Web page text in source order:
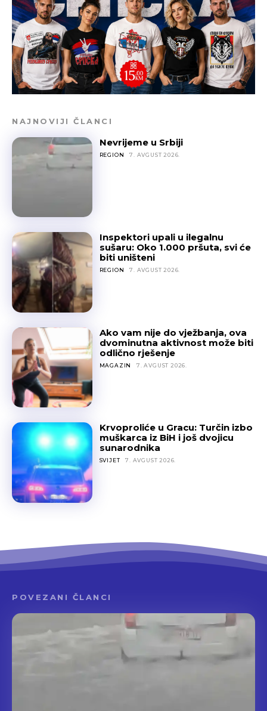
NAJNOVIJI ČLANCI
Nevrijeme u Srbiji
REGION 7. AVGUST 2026.
Inspektori upali u ilegalnu
sušaru: Oko 1.000 pršuta, svi će
biti uništeni
REGION 7. AVGUST 2026.
Ako vam nije do vježbanja, ova
dvominutna aktivnost može biti
odlično rješenje
MAGAZIN 7. AVGUST 2026.
Krvoproliće u Gracu: Turčin izbo
muškarca iz BiH i još dvojicu
sunarodnika
SVIJET 7. AVGUST 2026.
POVEZANI ČLANCI